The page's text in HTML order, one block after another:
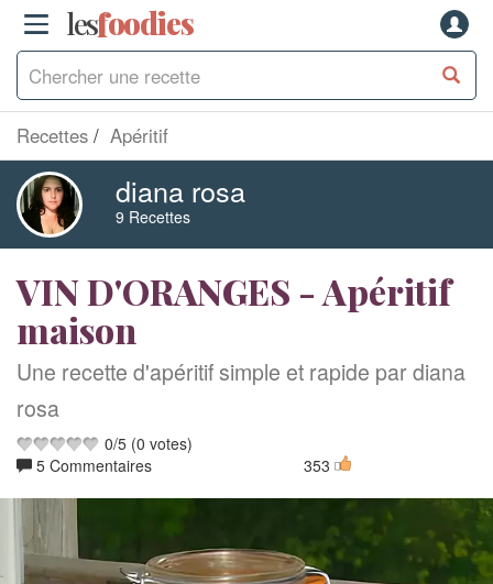
lesfoodies
Recettes Apéritif
diana rosa
9 Recettes
VIN D'ORANGES - Apéritif
maison
Une recette d'apéritif simple et rapide par diana
rosa
0/5 (0 votes)
5 Commentaires
353